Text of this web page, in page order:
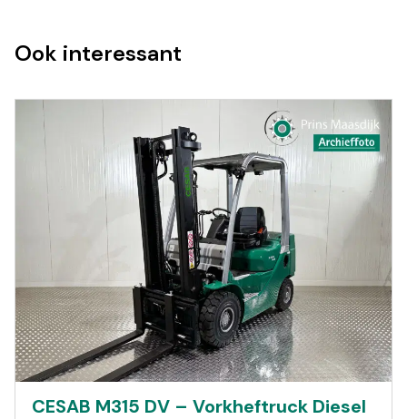
Ook interessant
CESAB M315 DV – Vorkheftruck Diesel